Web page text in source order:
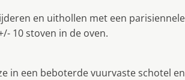
en uithollen met een
10 stoven in de oven.
in een beboterde vuurvaste schotel